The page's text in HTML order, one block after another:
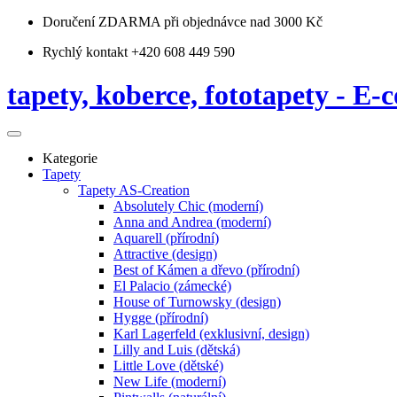
Doručení ZDARMA při objednávce nad 3000 Kč
Rychlý kontakt +420 608 449 590
tapety, koberce, fototapety - E-
Kategorie
Tapety
Tapety AS-Creation
Absolutely Chic (moderní)
Anna and Andrea (moderní)
Aquarell (přírodní)
Attractive (design)
Best of Kámen a dřevo (přírodní)
El Palacio (zámecké)
House of Turnowsky (design)
Hygge (přírodní)
Karl Lagerfeld (exklusivní, design)
Lilly and Luis (dětská)
Little Love (dětské)
New Life (moderní)